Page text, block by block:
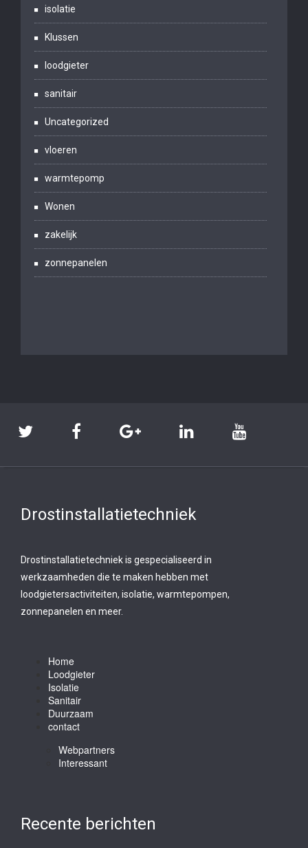
isolatie
Klussen
loodgieter
sanitair
Uncategorized
vloeren
warmtepomp
Wonen
zakelijk
zonnepanelen
Drostinstallatietechniek
Drostinstallatietechniek is gespecialiseerd in
werkzaamheden die te maken hebben met
loodgietersactiviteiten, isolatie, warmtepompen,
zonnepanelen en meer.
Home
Loodgieter
Isolatie
Sanitair
Duurzaam
contact
Webpartners
Interessant
Recente berichten